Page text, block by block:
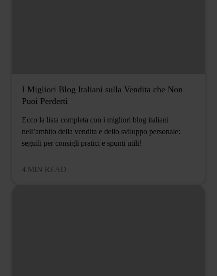
I Migliori Blog Italiani sulla Vendita che Non
Puoi Perderti
Ecco la lista completa con i migliori blog italiani
nell’ambito della vendita e dello sviluppo personale:
seguili per consigli pratici e spunti utili!
4 MIN READ